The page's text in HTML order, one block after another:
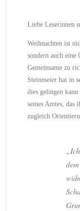
Liebe Leserinnen
Weihnachten ist
sondern auch eine
Gemeinsame zu
Steinmeier hat in
dies gelingen
seines Amtes, das
zugleich